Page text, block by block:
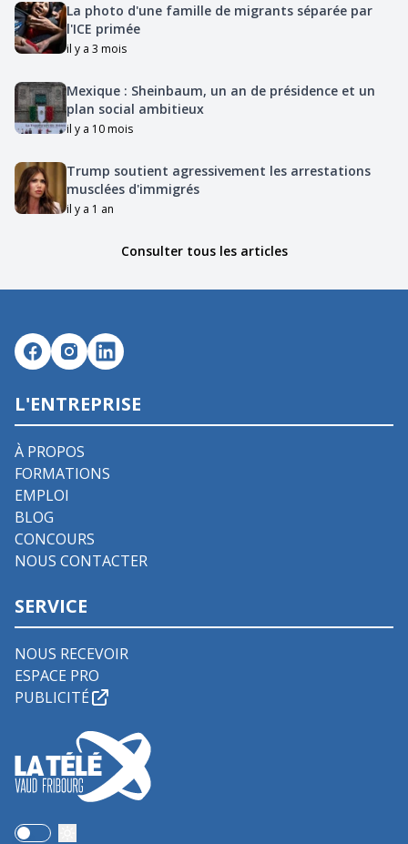
La photo d'une famille de migrants séparée par
l'ICE primée
il y a 3 mois
Mexique : Sheinbaum, un an de présidence et un
plan social ambitieux
il y a 10 mois
Trump soutient agressivement les arrestations
musclées d'immigrés
il y a 1 an
Consulter tous les articles
L'ENTREPRISE
À PROPOS
FORMATIONS
EMPLOI
BLOG
CONCOURS
NOUS CONTACTER
SERVICE
NOUS RECEVOIR
ESPACE PRO
PUBLICITÉ
Use setting